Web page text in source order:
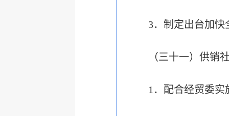
3．制定出台加
（三十一）供销
1．配合经贸委实